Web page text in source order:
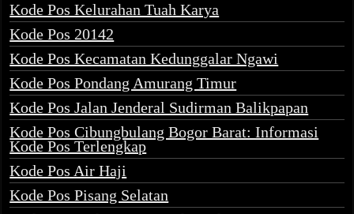
Kode Pos Kelurahan Tuah Karya
Kode Pos 20142
Kode Pos Kecamatan Kedunggalar Ngawi
Kode Pos Pondang Amurang Timur
Kode Pos Jalan Jenderal Sudirman Balikpapan
Kode Pos Cibungbulang Bogor Barat: Informasi
Kode Pos Terlengkap
Kode Pos Air Haji
Kode Pos Pisang Selatan